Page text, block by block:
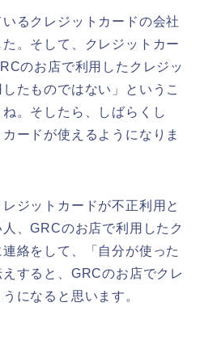
るクレジットカードの会社
。そして、クレジットカー
のお店で利用したクレジッ
たものではない」というこ
。そしたら、しばらくし
ードが使えるようになりま
ジットカードが不正利用と
、GRCのお店で利用したク
絡をして、「自分が使った
すると、GRCのお店でクレ
になると思います。